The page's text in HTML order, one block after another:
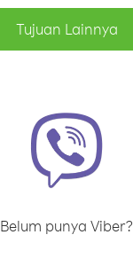
Tujuan Lainnya
Belum punya Viber?